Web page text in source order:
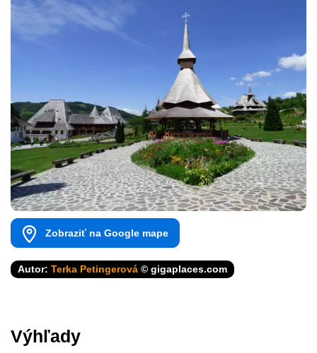
Zobraziť na Google mape
Autor: Terka Petingerová © gigaplaces.com
Výhľady